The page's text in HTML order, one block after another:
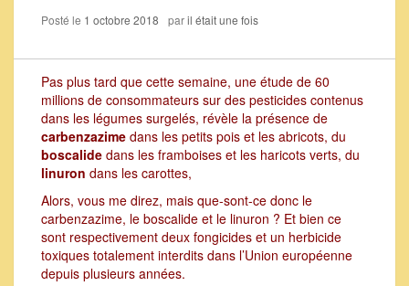
Posté le 1 octobre 2018 paril était une fois
Pas plus tard que cette semaine, une étude de 60
millions de consommateurs sur des pesticides contenus
dans les légumes surgelés, révèle la présence de
carbenzazime dans les petits pois et les abricots, du
boscalide dans les framboises et les haricots verts, du
linuron dans les carottes,
Alors, vous me direz, mais que-sont-ce donc le
carbenzazime, le boscalide et le linuron ? Et bien ce
sont respectivement deux fongicides et un herbicide
toxiques totalement interdits dans l’Union européenne
depuis plusieurs années.